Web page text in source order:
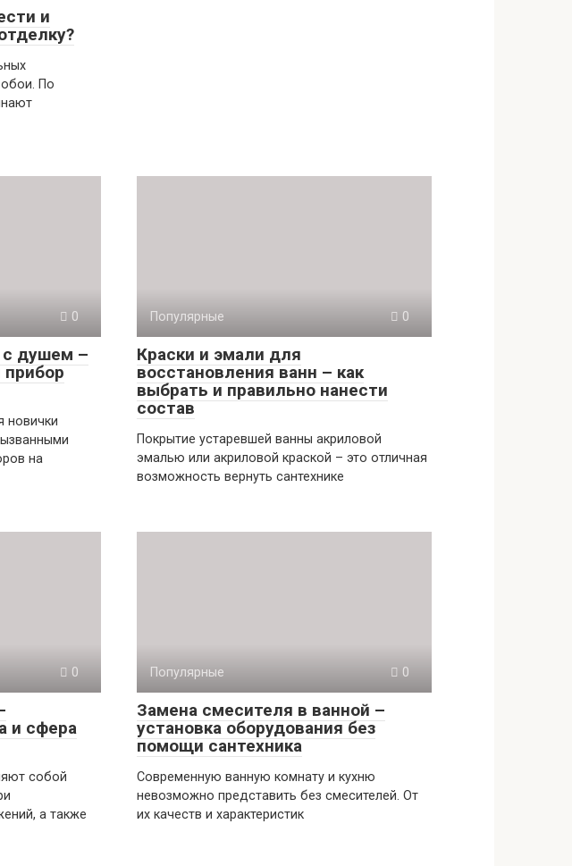
и
По
0
с душем –
новички
на
Популярные 0
Краски и эмали для
восстановления ванн – как
выбрать и правильно нанести
состав
Покрытие устаревшей ванны акриловой
эмалью или акриловой краской – это отличная
возможность вернуть сантехнике
0
и сфера
собой
а также
Популярные 0
Замена смесителя в ванной –
установка оборудования без
помощи сантехника
Современную ванную комнату и кухню
невозможно представить без смесителей. От
их качеств и характеристик